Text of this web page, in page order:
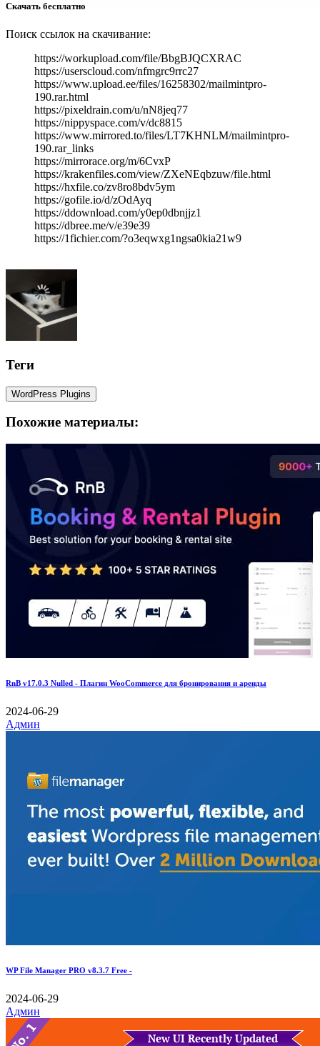
Скачать бесплатно
Поиск ссылок на скачивание:
https://workupload.com/file/BbgBJQCXRAC
https://userscloud.com/nfmgrc9rrc27
https://www.upload.ee/files/16258302/mailmintpro-
190.rar.html
https://pixeldrain.com/u/nN8jeq77
https://nippyspace.com/v/dc8815
https://www.mirrored.to/files/LT7KHNLM/mailmintpro-
190.rar_links
https://mirrorace.org/m/6CvxP
https://krakenfiles.com/view/ZXeNEqbzuw/file.html
https://hxfile.co/zv8ro8bdv5ym
https://gofile.io/d/zOdAyq
https://ddownload.com/y0ep0dbnjjz1
https://dbree.me/v/e39e39
https://1fichier.com/?o3eqwxg1ngsa0kia21w9
Теги
WordPress Plugins
Похожие материалы:
RnB v17.0.3 Nulled - Плагин WooCommerce для бронирования и аренды
2024-06-29
Админ
WP File Manager PRO v8.3.7 Free -
2024-06-29
Админ